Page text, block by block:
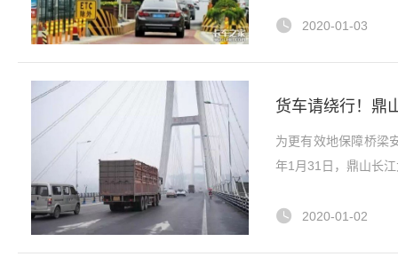
2020-01-03
货车请绕行！鼎
为更有效地保障桥梁
年1月31日，鼎山长
2020-01-02